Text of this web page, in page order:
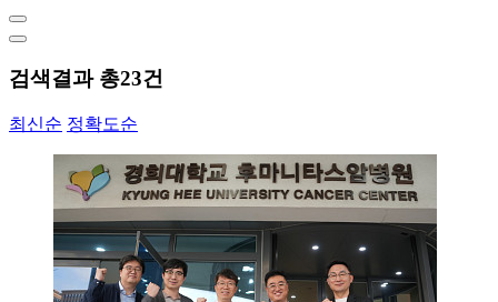
검색결과 총23건
최신순 정확도순